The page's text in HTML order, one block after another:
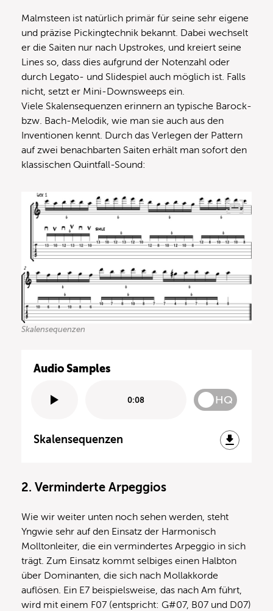
Malmsteen ist natürlich primär für seine sehr eigene
und präzise Pickingtechnik bekannt. Dabei wechselt
er die Saiten nur nach Upstrokes, und kreiert seine
Lines so, dass dies aufgrund der Notenzahl oder
durch Legato- und Slidespiel auch möglich ist. Falls
nicht, setzt er Mini-Downsweeps ein.
Viele Skalensequenzen erinnern an typische Barock-
bzw. Bach-Melodik, wie man sie auch aus den
Inventionen kennt. Durch das Verlegen der Pattern
auf zwei benachbarten Saiten erhält man sofort den
klassischen Quintfall-Sound:
Skalensequenzen
Audio Samples
0:08 HQ
Skalensequenzen
2. Verminderte Arpeggios
Wie wir weiter unten noch sehen werden, steht
Yngwie sehr auf den Einsatz der Harmonisch
Molltonleiter, die ein vermindertes Arpeggio in sich
trägt. Zum Einsatz kommt selbiges einen Halbton
über Dominanten, die sich nach Mollakkorde
auflösen. Ein E7 beispielsweise, das nach Am führt,
wird mit einem F07 (entspricht: G#07, B07 und D07)